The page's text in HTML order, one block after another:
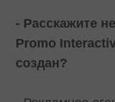
- Расскажите
Promo
создан?